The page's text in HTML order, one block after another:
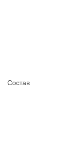
Состав